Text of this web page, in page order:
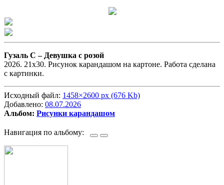
Гузаль С – Девушка с розой
2026. 21х30. Рисунок карандашом на картоне. Работа сделана
с картинки.
Исходный файл: 1458×2600 px (676 Kb)
Добавлено: 08.07.2026
Альбом: Рисунки карандашом
Навигация по альбому: